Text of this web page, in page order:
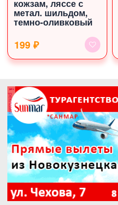
кожзам, ляссе с
метал. шильдом,
темно-оливковый
199 ₽
реклама